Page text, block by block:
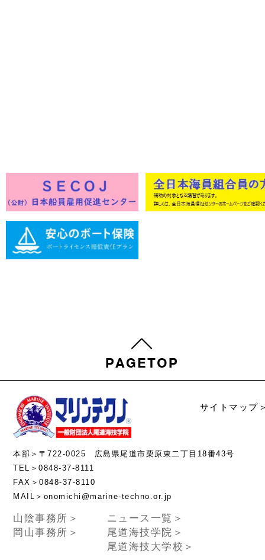
サイトマップ
本部＞〒722-0025 広島県尾道市栗原東二丁目18番43号
TEL＞0848-37-8111
FAX＞0848-37-8110
MAIL＞onomichi@marine-techno.or.jp
山陰事務所＞
岡山事務所＞
ニュース一覧＞
尾道海技学院＞
尾道海技大学校＞